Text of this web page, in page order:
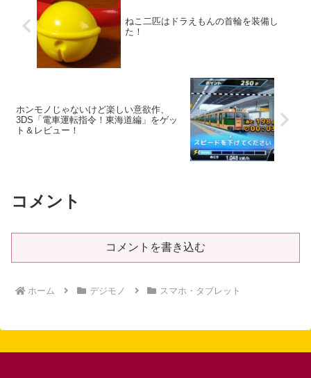
ねこ二匹はドラえもんの首輪を装備し
た！
ホンモノじゃないけど楽しい意欲作、
3DS「電車運転指令！東海道編」をゲッ
ト＆レビュー！
コメント
コメントを書き込む
ホーム デジモノ スマホ・タブレット